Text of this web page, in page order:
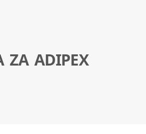
ZA ADIPEX